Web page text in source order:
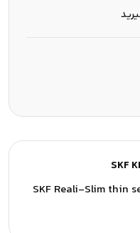
SKF Reali-Slim thin